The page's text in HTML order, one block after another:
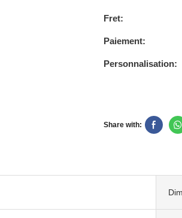
Fret:
Paiement:
Personnalisation:
Share with: